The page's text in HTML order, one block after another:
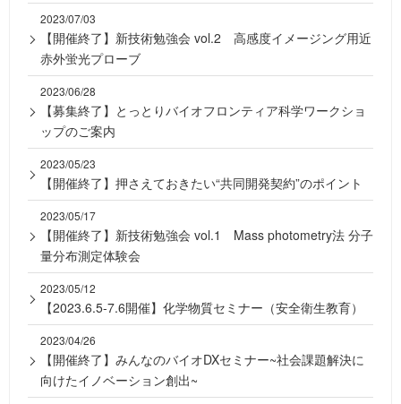
2023/07/03
【開催終了】新技術勉強会 vol.2 高感度イメージング用近
赤外蛍光プローブ
2023/06/28
【募集終了】とっとりバイオフロンティア科学ワークショ
ップのご案内
2023/05/23
【開催終了】押さえておきたい“共同開発契約”のポイント
2023/05/17
【開催終了】新技術勉強会 vol.1 Mass photometry法 分子
量分布測定体験会
2023/05/12
【2023.6.5-7.6開催】化学物質セミナー（安全衛生教育）
2023/04/26
【開催終了】みんなのバイオDXセミナー~社会課題解決に
向けたイノベーション創出~